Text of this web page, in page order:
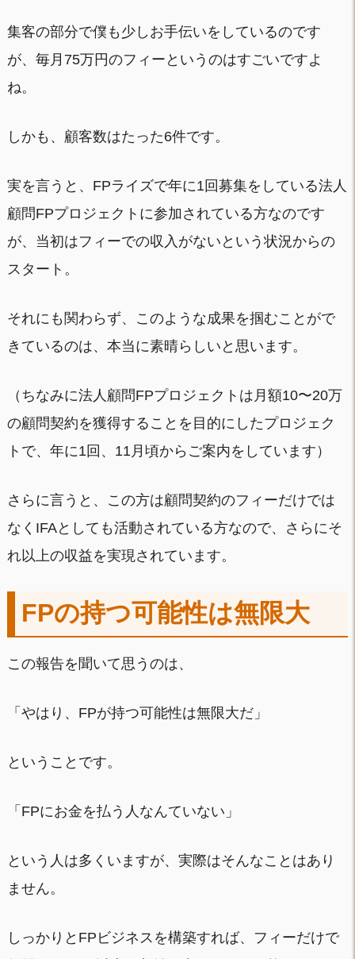
集客の部分で僕も少しお手伝いをしているのです
が、毎月75万円のフィーというのはすごいですよ
ね。
しかも、顧客数はたった6件です。
実を言うと、FPライズで年に1回募集をしている法人
顧問FPプロジェクトに参加されている方なのです
が、当初はフィーでの収入がないという状況からの
スタート。
それにも関わらず、このような成果を掴むことがで
きているのは、本当に素晴らしいと思います。
（ちなみに法人顧問FPプロジェクトは月額10〜20万
の顧問契約を獲得することを目的にしたプロジェク
トで、年に1回、11月頃からご案内をしています）
さらに言うと、この方は顧問契約のフィーだけでは
なくIFAとしても活動されている方なので、さらにそ
れ以上の収益を実現されています。
FPの持つ可能性は無限大
この報告を聞いて思うのは、
「やはり、FPが持つ可能性は無限大だ」
ということです。
「FPにお金を払う人なんていない」
という人は多くいますが、実際はそんなことはあり
ません。
しっかりとFPビジネスを構築すれば、フィーだけで